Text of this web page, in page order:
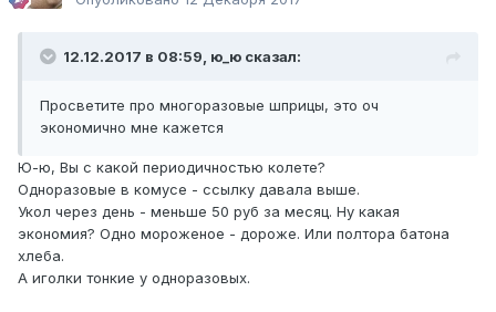
12.12.2017 в 08:59, ю_ю сказал:
Просветите про многоразовые шприцы, это оч
экономично мне кажется
Ю-ю, Вы с какой периодичностью колете?
Одноразовые в комусе - ссылку давала выше.
Укол через день - меньше 50 руб за месяц. Ну какая
экономия? Одно мороженое - дороже. Или полтора батона
хлеба.
А иголки тонкие у одноразовых.